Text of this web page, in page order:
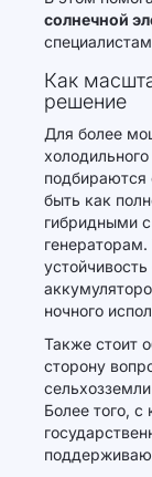
солнечной
Как
решение
Для более
подбираются
быть как
гибридными
ночного
Также стоит
сторону
Более того,